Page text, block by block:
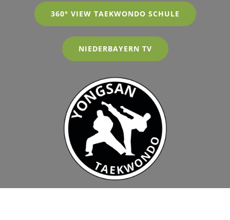
360° VIEW TAEKWONDO SCHULE
NIEDERBAYERN TV